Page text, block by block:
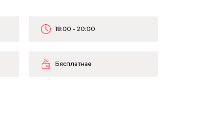
18:00 - 20:00
Бясплатнае